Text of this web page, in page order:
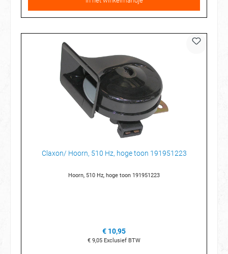
Claxon/ Hoorn, 510 Hz, hoge toon 191951223
Hoorn, 510 Hz, hoge toon 191951223
€ 10,95
€ 9,05 Exclusief BTW